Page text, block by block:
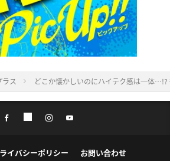
ス どこか懐かしいのにハイテク感は一体
イバシーポリシー お問い合わせ